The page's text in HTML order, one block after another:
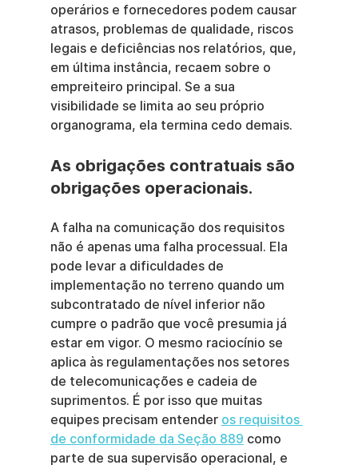
operários e fornecedores podem causar
atrasos, problemas de qualidade, riscos
legais e deficiências nos relatórios, que,
em última instância, recaem sobre o
empreiteiro principal. Se a sua
visibilidade se limita ao seu próprio
organograma, ela termina cedo demais.
As obrigações contratuais são
obrigações operacionais.
A falha na comunicação dos requisitos
não é apenas uma falha processual. Ela
pode levar a dificuldades de
implementação no terreno quando um
subcontratado de nível inferior não
cumpre o padrão que você presumia já
estar em vigor. O mesmo raciocínio se
aplica às regulamentações nos setores
de telecomunicações e cadeia de
suprimentos. É por isso que muitas
equipes precisam entender os requisitos
de conformidade da Seção 889 como
parte de sua supervisão operacional, e